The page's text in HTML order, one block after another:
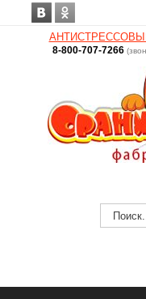
8-800-707-7266